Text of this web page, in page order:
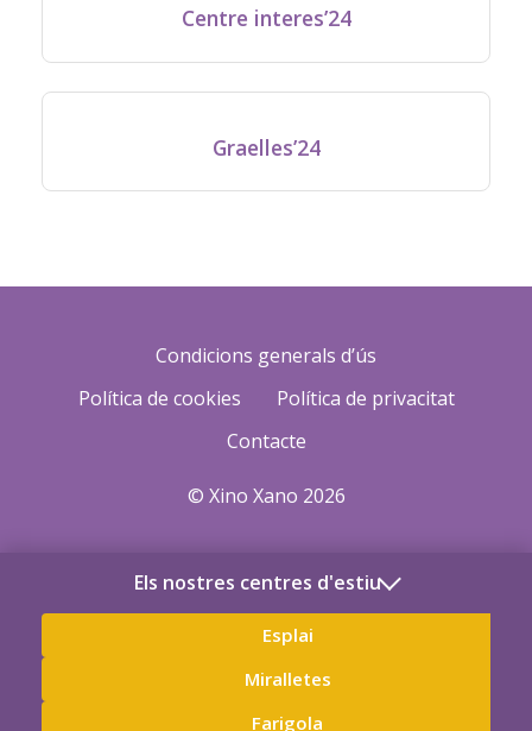
Centre interes’24
Graelles’24
Condicions generals d’ús
Política de cookies
Política de privacitat
Contacte
© Xino Xano 2026
Els nostres centres d'estiu
Esplai
Miralletes
Farigola